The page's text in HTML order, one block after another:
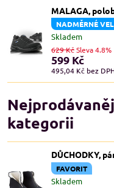
MALAGA,
NADMĚRNÉ
Skladem
599 Kč
495,04 Kč bez
629 KčSleva 4.8%
kategorii
DŮCHODKY,
FAVORIT
Skladem